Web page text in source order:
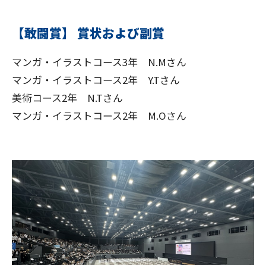
【敢闘賞】 賞状および副賞
マンガ・イラストコース3年 N.Mさん
マンガ・イラストコース2年 Y.Tさん
美術コース2年 N.Tさん
マンガ・イラストコース2年 M.Oさん